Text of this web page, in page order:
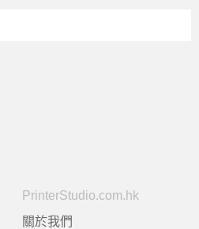
PrinterStudio.com.hk
關於我們